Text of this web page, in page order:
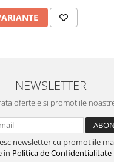
NEWSLETTER
ofertele si promotiile
newsletter cu promotiile
in Politica de Confidentialitate